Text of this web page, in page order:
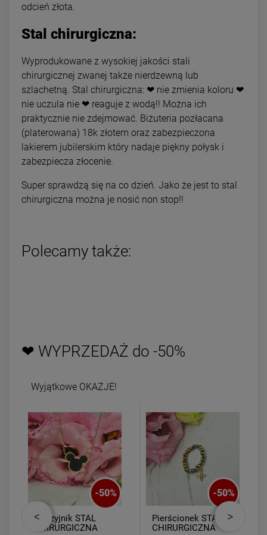
odcień złota.
Stal chirurgiczna:
Wyprodukowane z wysokiej jakości stali
chirurgicznej zwanej także nierdzewną lub
szlachetną. Stal chirurgiczna: ❤ nie zmienia koloru ❤
nie uczula nie ❤ reaguje z wodą!! Można ich
praktycznie nie zdejmować. Biżuteria pozłacana
(platerowana) 18k złotem oraz zabezpieczona
lakierem jubilerskim który nadaje piękny połysk i
zabezpiecza złocenie.
Super sprawdzą się na co dzień. Jako że jest to stal
chirurgiczna można je nosić non stop!!
Polecamy także:
❤ WYPRZEDAŻ do -50%
Wyjątkowe OKAZJE!
-50%
Naszyjnik STAL
CHIRURGICZNA
-50%
Pierścionek STAL
CHIRURGICZNA